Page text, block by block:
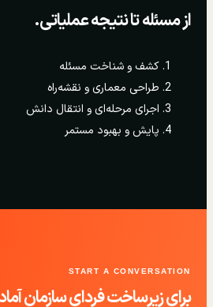
از مسئله تا نتیجه عملیاتی.
کشف و شناخت مسئله
طراحی معماری و نقشه‌راه
اجرای مرحله‌ای و انتقال دانش
پایش و بهبود مستمر
START A CONVERSATION
برای زیرساخت فردای سازمان